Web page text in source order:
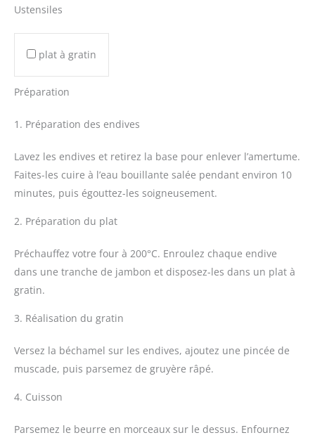
Ustensiles
plat à gratin
Préparation
1. Préparation des endives
Lavez les endives et retirez la base pour enlever l’amertume.
Faites-les cuire à l’eau bouillante salée pendant environ 10
minutes, puis égouttez-les soigneusement.
2. Préparation du plat
Préchauffez votre four à 200°C. Enroulez chaque endive
dans une tranche de jambon et disposez-les dans un plat à
gratin.
3. Réalisation du gratin
Versez la béchamel sur les endives, ajoutez une pincée de
muscade, puis parsemez de gruyère râpé.
4. Cuisson
Parsemez le beurre en morceaux sur le dessus. Enfournez